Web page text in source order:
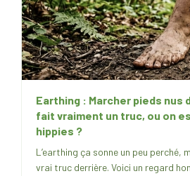
Earthing : Marcher pieds nus
fait vraiment un truc, ou on
hippies ?
L’earthing ça sonne un peu perché,
vrai truc derrière. Voici un regard